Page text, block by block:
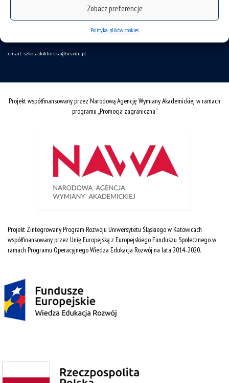
Zobacz preferencje
Polityka plików cookies
email: szkola.doktorska@us.edu.pl
Projekt współfinansowany przez Narodową Agencję Wymiany Akademickiej w ramach
programu „Promocja zagraniczna”
Projekt Zintegrowany Program Rozwoju Uniwersytetu Śląskiego w Katowicach
współfinansowany przez Unię Europejską z Europejskiego Funduszu Społecznego w
ramach Programu Operacyjnego Wiedza Edukacja Rozwój na lata 2014˗2020.